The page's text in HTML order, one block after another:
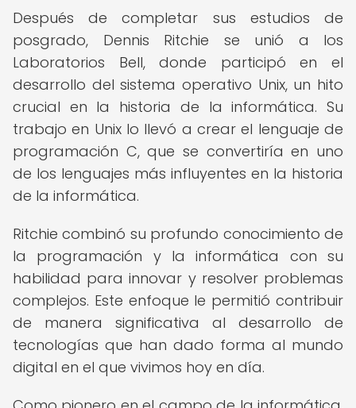
Después de completar sus estudios de
posgrado, Dennis Ritchie se unió a los
Laboratorios Bell, donde participó en el
desarrollo del sistema operativo Unix, un hito
crucial en la historia de la informática. Su
trabajo en Unix lo llevó a crear el lenguaje de
programación C, que se convertiría en uno
de los lenguajes más influyentes en la historia
de la informática.
Ritchie combinó su profundo conocimiento de
la programación y la informática con su
habilidad para innovar y resolver problemas
complejos. Este enfoque le permitió contribuir
de manera significativa al desarrollo de
tecnologías que han dado forma al mundo
digital en el que vivimos hoy en día.